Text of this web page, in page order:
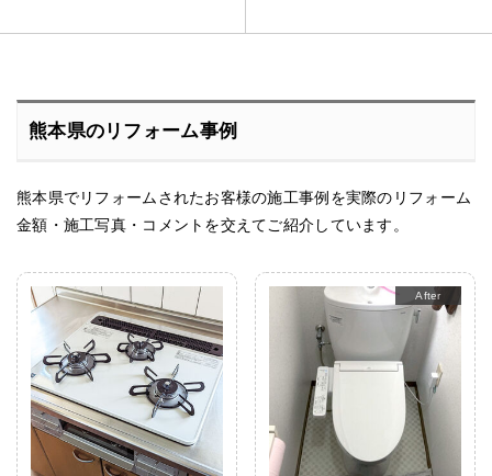
熊本県のリフォーム事例
熊本県でリフォームされたお客様の施工事例を実際のリフォーム
金額・施工写真・コメントを交えてご紹介しています。
After